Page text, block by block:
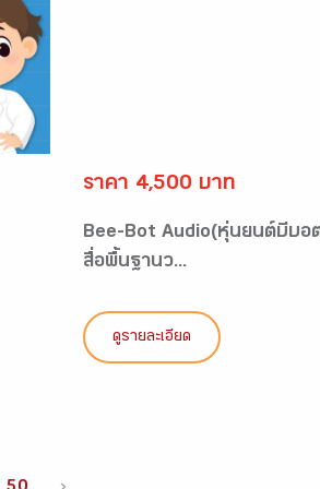
ราคา 4,500 บาท
Bee-Bot Audio(หุ่นยนต์บีบอ
สื่อพื้นฐานว...
ดูรายละเอียด